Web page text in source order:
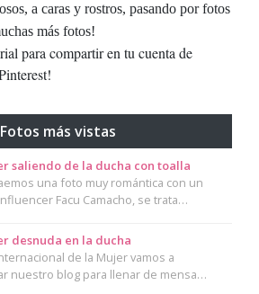
a caras y rostros, pasando por fotos
más fotos!
para compartir en tu cuenta de
Fotos más vistas
saliendo de la ducha con toalla
una foto muy romántica con un
Facu Camacho, se trata…
desnuda en la ducha
de la Mujer vamos a
nuestro blog para llenar de mensa…